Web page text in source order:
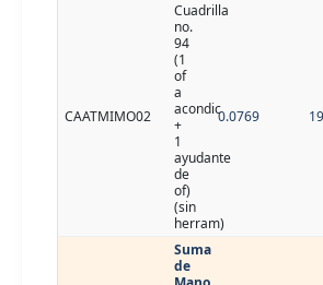
CAATMIMO02
Cuadrilla
no.
94
(1
of
a
acondic
+
1
ayudante
de
of)
(sin
herram)
0.0769
Suma
de